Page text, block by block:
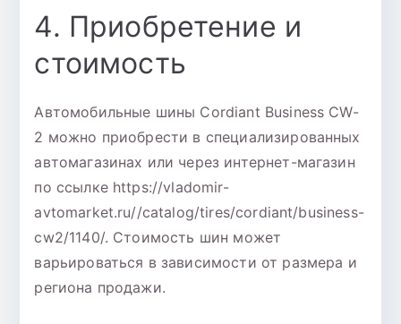
4. Приобретение и
стоимость
Автомобильные шины Cordiant Business CW-
2 можно приобрести в специализированных
автомагазинах или через интернет-магазин
по ссылке https://vladomir-
avtomarket.ru//catalog/tires/cordiant/business-
cw2/1140/. Стоимость шин может
варьироваться в зависимости от размера и
региона продажи.